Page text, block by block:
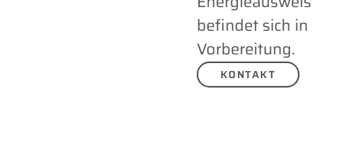
befindet sich in
Vorbereitung.
KONTAKT